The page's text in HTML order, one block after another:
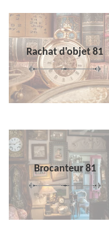
Rachat d'objet 81
Brocanteur 81